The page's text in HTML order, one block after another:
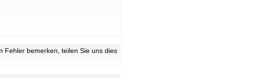
Fehler bemerken, teilen Sie uns dies